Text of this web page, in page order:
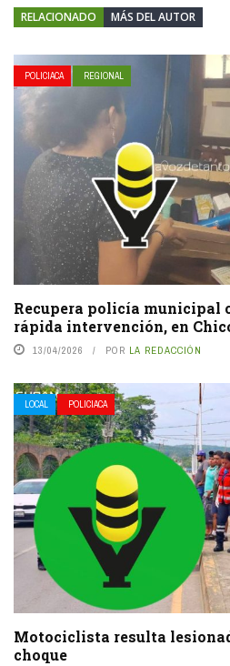
RELACIONADO MÁS DEL AUTOR
POLICIACA REGIONAL
Recupera policía municipal
rápida intervención, en
13/04/2026 POR LA REDACCIÓN
LOCAL POLICIACA
Motociclista resulta
choque